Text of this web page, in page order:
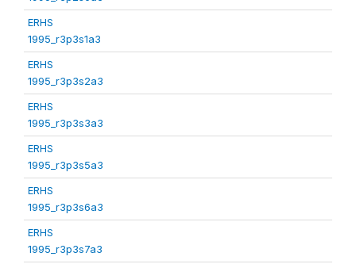
ERHS
1995_r3p3s1a3
ERHS
1995_r3p3s2a3
ERHS
1995_r3p3s3a3
ERHS
1995_r3p3s5a3
ERHS
1995_r3p3s6a3
ERHS
1995_r3p3s7a3